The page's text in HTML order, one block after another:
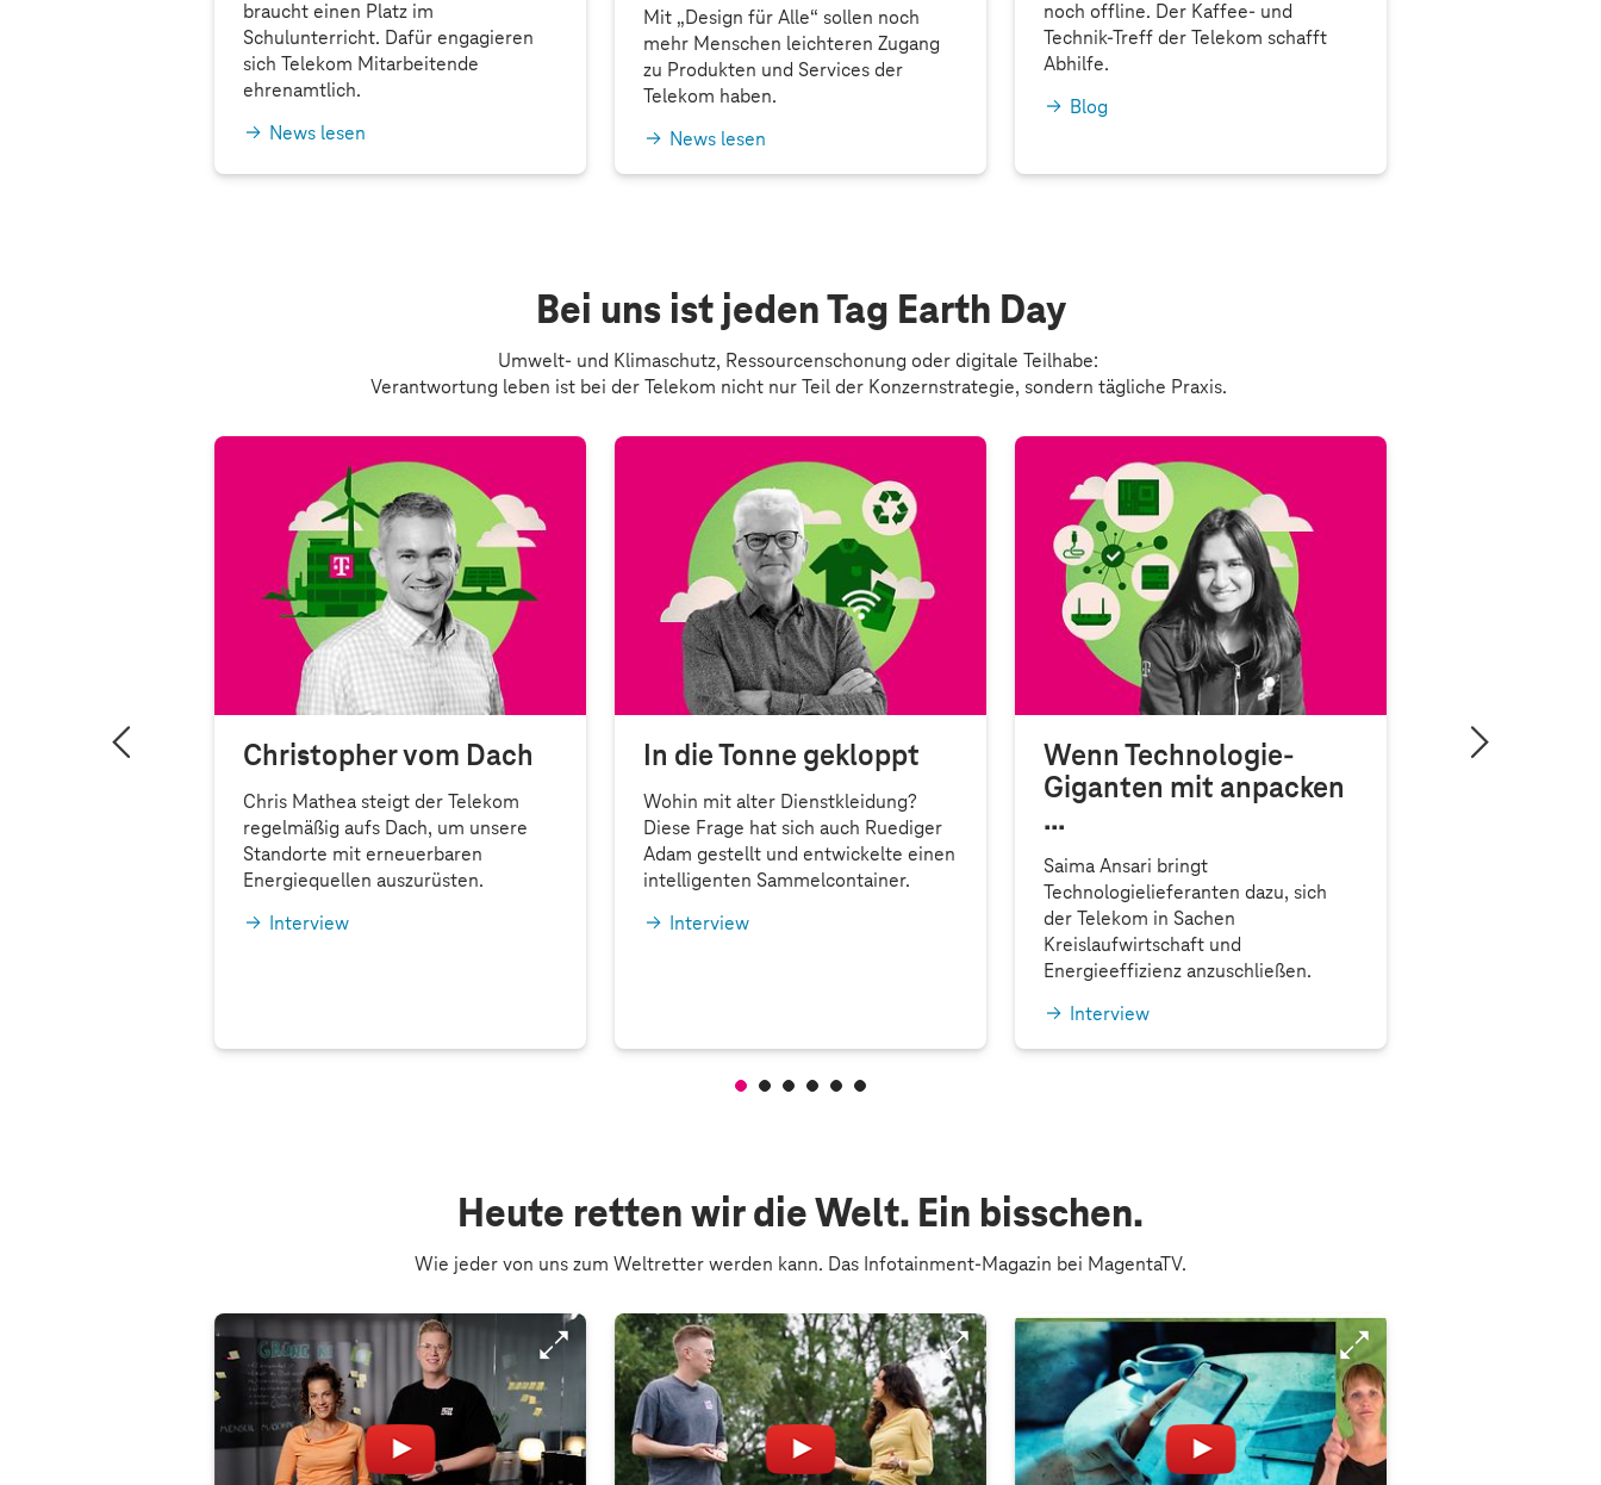
braucht einen Platz im
Schulunterricht. Dafür engagieren
sich Telekom Mitarbeitende
ehrenamtlich.
News lesen
Mit „Design für Alle“ sollen noch
mehr Menschen leichteren Zugang
zu Produkten und Services der
Telekom haben.
News lesen
noch offline. Der Kaffee- und
Technik-Treff der Telekom schafft
Abhilfe.
Blog
Bei uns ist jeden Tag Earth Day
Umwelt- und Klimaschutz, Ressourcenschonung oder digitale Teilhabe:
Verantwortung leben ist bei der Telekom nicht nur Teil der Konzernstrategie, sondern tägliche Praxis.
Christopher vom Dach
Chris Mathea steigt der Telekom
regelmäßig aufs Dach, um unsere
Standorte mit erneuerbaren
Energiequellen auszurüsten.
Interview
In die Tonne gekloppt
Wohin mit alter Dienstkleidung?
Diese Frage hat sich auch Ruediger
Adam gestellt und entwickelte einen
intelligenten Sammelcontainer.
Interview
Wenn Technologie-
Giganten mit anpacken
…
Saima Ansari bringt
Technologielieferanten dazu, sich
der Telekom in Sachen
Kreislaufwirtschaft und
Energieeffizienz anzuschließen.
Interview
… wird
Heute retten wir die Welt. Ein bisschen.
Wie jeder von uns zum Weltretter werden kann. Das Infotainment-Magazin bei MagentaTV.